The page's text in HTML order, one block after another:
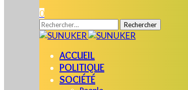
0
Rechercher :
ACCUEIL
POLITIQUE
SOCIÉTÉ